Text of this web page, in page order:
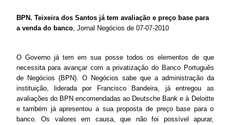
BPN. Teixeira dos Santos já tem avaliação e preço base para
a venda do banco, Jornal Negócios de 07-07-2010
O Governo já tem em sua posse todos os elementos de que
necessita para avançar com a privatização do Banco Português
de Negócios (BPN). O Negócios sabe que a administração da
instituição, liderada por Francisco Bandeira, já entregou as
avaliações do BPN encomendadas ao Deutsche Bank e à Deloitte
e também já apresentou a sua proposta de preço base para o
banco. Os valores em causa, que não foi possível apurar,